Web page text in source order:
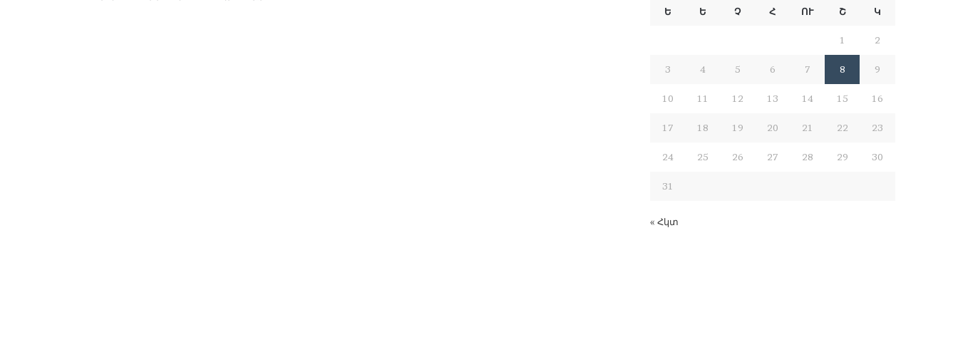
Ե Ե Չ Հ ՈՒ Շ Կ
1 2
3 4 5 6 7 8 9
10 11 12 13 14 15 16
17 18 19 20 21 22 23
24 25 26 27 28 29 30
31
« Հկտ